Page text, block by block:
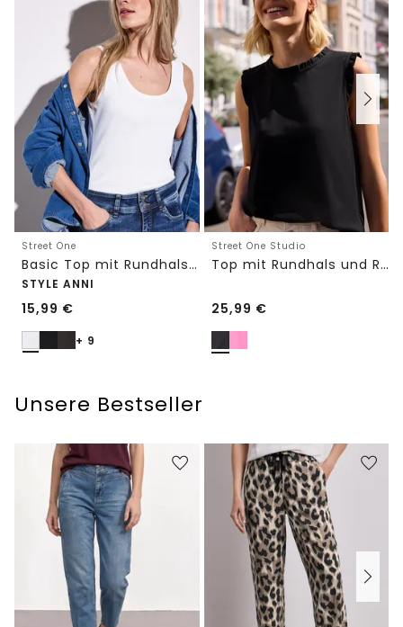
Street One
Basic Top mit Rundhals in Unifarbe
STYLE ANNI
15,99 €
+ 9
Street One Studio
Top mit Rundhals und Rüschendetails
25,99 €
Unsere Bestseller